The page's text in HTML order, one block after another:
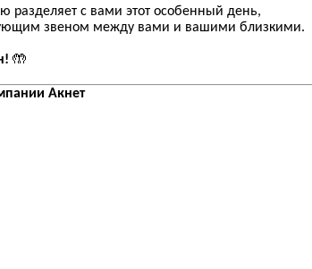
разделяет с вами этот особенный день,
звеном между вами и вашими близкими.
🤲
Акнет